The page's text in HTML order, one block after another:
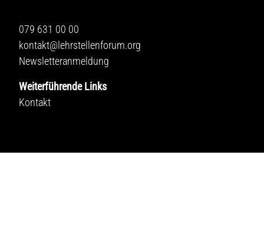
079 631 00 00
kontakt@lehrstellenforum.org
Newsletteranmeldung
Weiterführende Links
Kontakt